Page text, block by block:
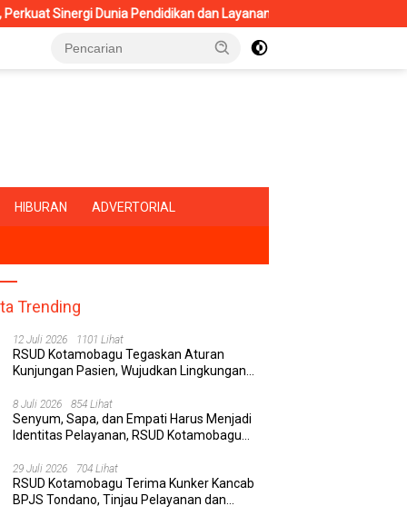
Dunia Pendidikan dan Layanan Kesehatan
HIBURAN ADVERTORIAL
Trending
12 Juli 2026 1101 Lihat
RSUD Kotamobagu Tegaskan Aturan
Kunjungan Pasien, Wujudkan Lingkungan
Berkualitas
8 Juli 2026 854 Lihat
Senyum, Sapa, dan Empati Harus Menjadi
Identitas Pelayanan, RSUD Kotamobagu
29 Juli 2026 704 Lihat
RSUD Kotamobagu Terima Kunker Kancab
BPJS Tondano, Tinjau Pelayanan dan